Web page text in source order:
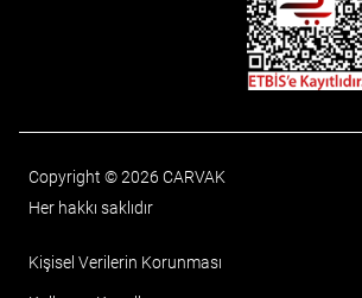
Copyright © 2026 CARVAK
Her hakkı saklıdır
Kişisel Verilerin Korunması